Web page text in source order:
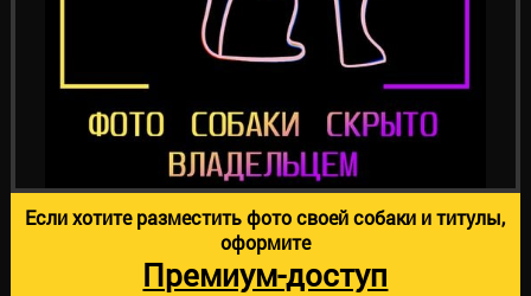
Если хотите разместить фото своей собаки и титулы,
оформите
Премиум-доступ